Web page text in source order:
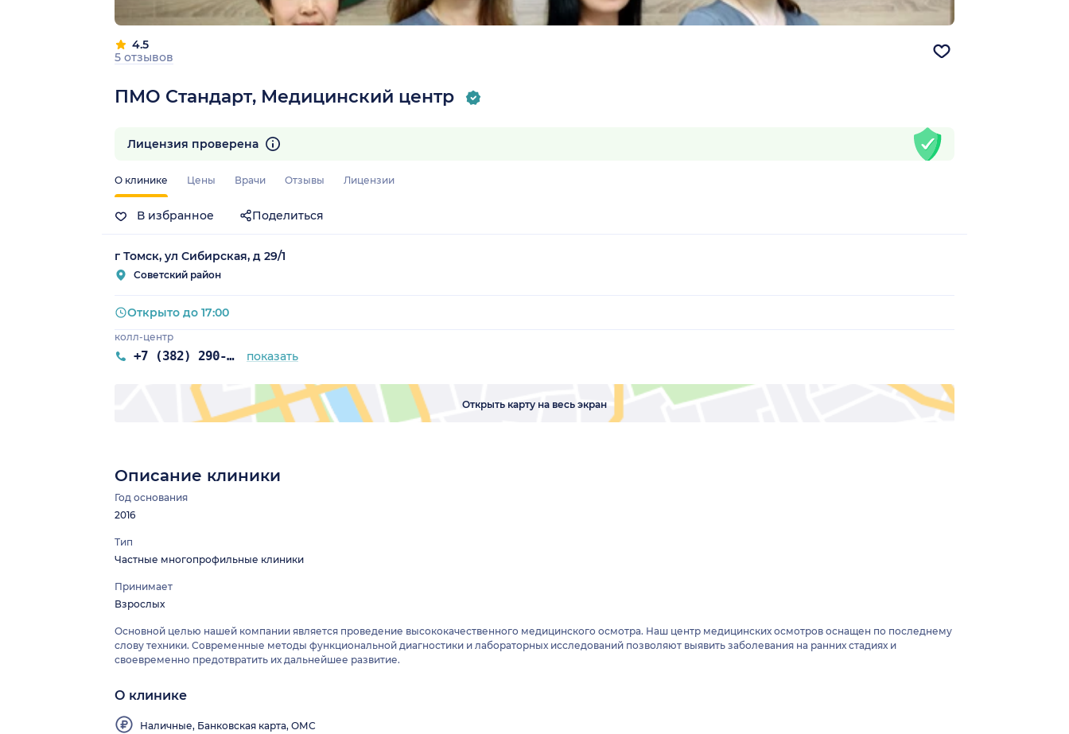
ПМО Стандарт, Медицинский центр
4.5
5 отзывов
О клинике Цены Врачи Отзывы Лицензии
В избранное Поделиться
Лицензия проверена
г Томск, ул Сибирская, д 29/1
Советский район
колл-центр
+7 (382) 290-99-11 показать
Открыто до 17:00
Открыть карту на весь экран
Описание клиники
Год основания
2016
Тип
Частные многопрофильные клиники
Принимает
Взрослых
Основной целью нашей компании является проведение высококачественного медицинского осмотра. Наш центр медицинских осмотров оснащен по последнему
слову техники. Современные методы функциональной диагностики и лабораторных исследований позволяют выявить заболевания на ранних стадиях и
своевременно предотвратить их дальнейшее развитие.
О клинике
Наличные, Банковская карта, ОМС